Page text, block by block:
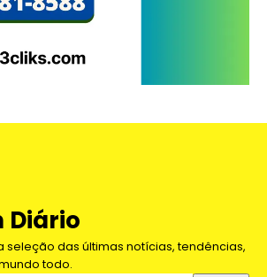
Diário
seleção das últimas notícias, tendências,
todo.